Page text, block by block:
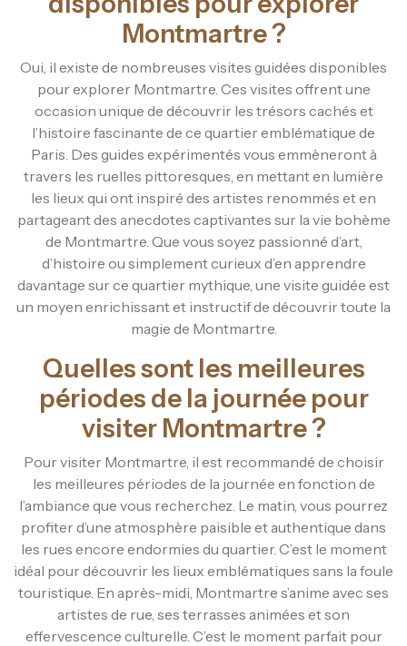
Montmartre ?
Oui, il existe de nombreuses visites guidées disponibles
pour explorer Montmartre. Ces visites offrent une
occasion unique de découvrir les trésors cachés et
l’histoire fascinante de ce quartier emblématique de
Paris. Des guides expérimentés vous emmèneront à
travers les ruelles pittoresques, en mettant en lumière
les lieux qui ont inspiré des artistes renommés et en
partageant des anecdotes captivantes sur la vie bohème
de Montmartre. Que vous soyez passionné d’art,
d’histoire ou simplement curieux d’en apprendre
davantage sur ce quartier mythique, une visite guidée est
un moyen enrichissant et instructif de découvrir toute la
magie de Montmartre.
Quelles sont les meilleures
périodes de la journée pour
visiter Montmartre ?
Pour visiter Montmartre, il est recommandé de choisir
les meilleures périodes de la journée en fonction de
l’ambiance que vous recherchez. Le matin, vous pourrez
profiter d’une atmosphère paisible et authentique dans
les rues encore endormies du quartier. C’est le moment
idéal pour découvrir les lieux emblématiques sans la foule
touristique. En après-midi, Montmartre s’anime avec ses
artistes de rue, ses terrasses animées et son
effervescence culturelle. C’est le moment parfait pour